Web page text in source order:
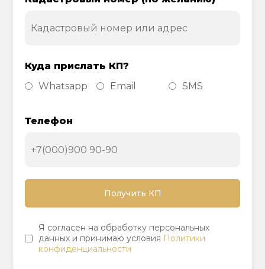
Куда прислать КП?
Whatsapp
Email SMS
Телефон
Я согласен на обработку персональных
данных и принимаю условия Политики
конфиденциальности